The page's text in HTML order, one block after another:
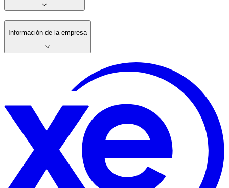
Información de la empresa